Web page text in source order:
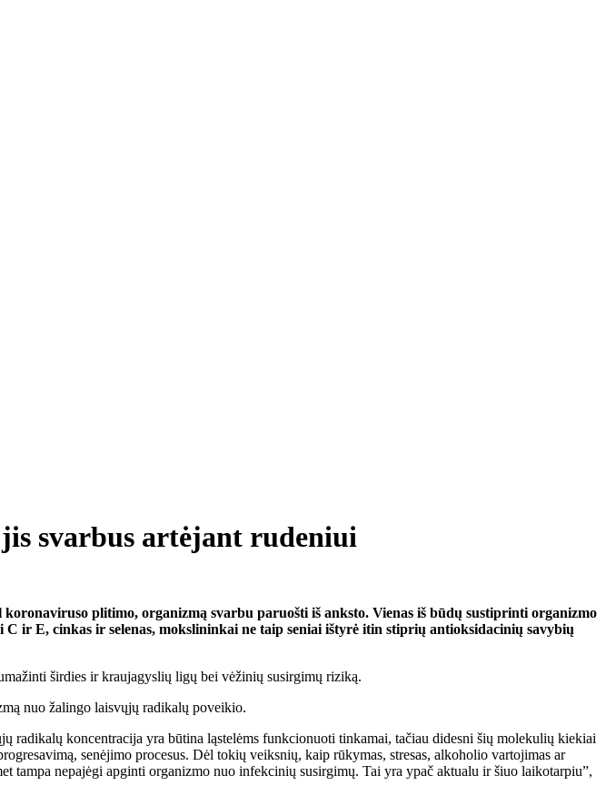
svarbus artėjant rudeniui
plitimo, organizmą svarbu paruošti iš anksto. Vienas iš būdų sustiprinti organizmo
ir E, cinkas ir selenas, mokslininkai ne taip seniai ištyrė itin stiprių antioksidacinių savybių
širdies ir kraujagyslių ligų bei vėžinių susirgimų riziką.
nuo žalingo laisvųjų radikalų poveikio.
radikalų koncentracija yra būtina ląstelėms funkcionuoti tinkamai, tačiau didesni šių molekulių kiekiai
senėjimo procesus. Dėl tokių veiksnių, kaip rūkymas, stresas, alkoholio vartojimas ar
tampa nepajėgi apginti organizmo nuo infekcinių susirgimų. Tai yra ypač aktualu ir šiuo laikotarpiu”,